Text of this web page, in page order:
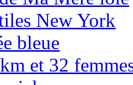
New York
bleue
et 32